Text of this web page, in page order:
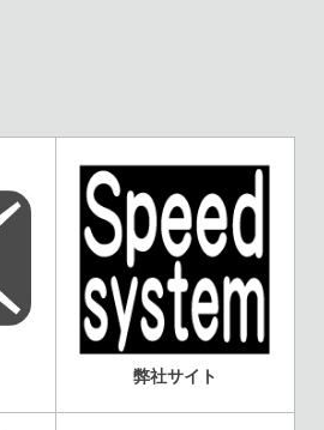
弊社サイト